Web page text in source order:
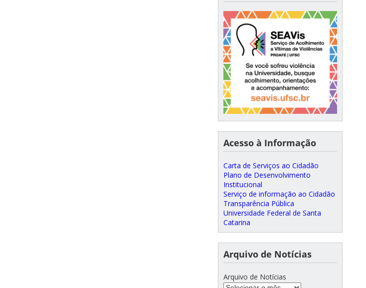
Acesso à Informação
Carta de Serviços ao Cidadão
Plano de Desenvolvimento
Institucional
Serviço de informação ao Cidadão
Transparência Pública
Universidade Federal de Santa
Catarina
Arquivo de Notícias
Arquivo de Notícias